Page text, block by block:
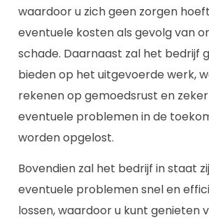
waardoor u zich geen zorgen
eventuele kosten als gevolg van
schade. Daarnaast zal het bedrijf
bieden op het uitgevoerde werk,
rekenen op gemoedsrust en
eventuele problemen in de
worden opgelost.
Bovendien zal het bedrijf in staat
eventuele problemen snel en
lossen, waardoor u kunt genieten